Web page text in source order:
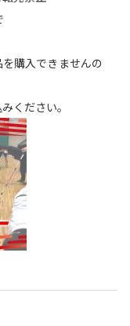
入できませんの
ださい。